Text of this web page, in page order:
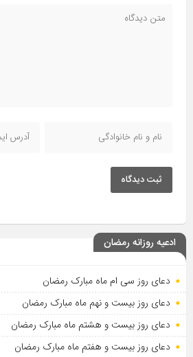
ثبت دیدگاه
ادعیه روزانه رمضان
دعای روز سی ام ماه مبارک رمضان
دعای روز بیست و نهم ماه مبارک رمضان
دعای روز بیست و هشتم ماه مبارک رمضان
دعای روز بیست و هفتم ماه مبارک رمضان